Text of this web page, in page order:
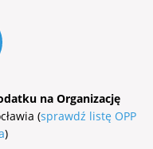
na Organizację
(sprawdź listę OPP
)